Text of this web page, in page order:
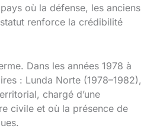
où la défense, les anciens
renforce la crédibilité
Dans les années 1978 à
: Lunda Norte (1978–1982),
chargé d’une
civile et où la présence de